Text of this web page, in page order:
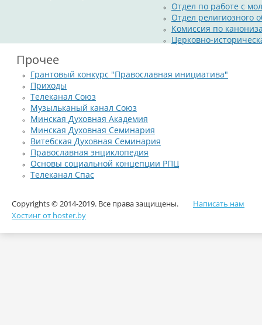
Отдел по работе с
Отдел религиозного
Комиссия по
Церковно-
Прочее
Грантовый конкурс "Православная инициатива"
Приходы
Телеканал Союз
Музыльканый канал Союз
Минская Духовная Академия
Минская Духовная Семинария
Витебская Духовная Семинария
Православная энциклопедия
Основы социальной концепции РПЦ
Телеканал Спас
Copyrights © 2014-2019. Все права защищены.
Хостинг от hoster.by
Написать нам